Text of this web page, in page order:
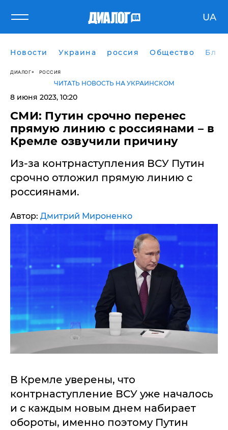
UA
Новости Украина россия Общество
ДИАЛОГ РОССИЯ
ЧИТАТЬ НОВОСТЬ НА УКРАИНСКОМ
8 июня 2023, 10:20
​СМИ: Путин срочно перенес
прямую линию с россиянами – в
Кремле озвучили причину
Из-за контрнаступления ВСУ Путин
срочно отложил прямую линию с
россиянами.
Автор: Дмитрий Мироненко
В Кремле уверены, что
контрнаступление ВСУ уже началось
и с каждым новым днем набирает
обороты, именно поэтому Путин